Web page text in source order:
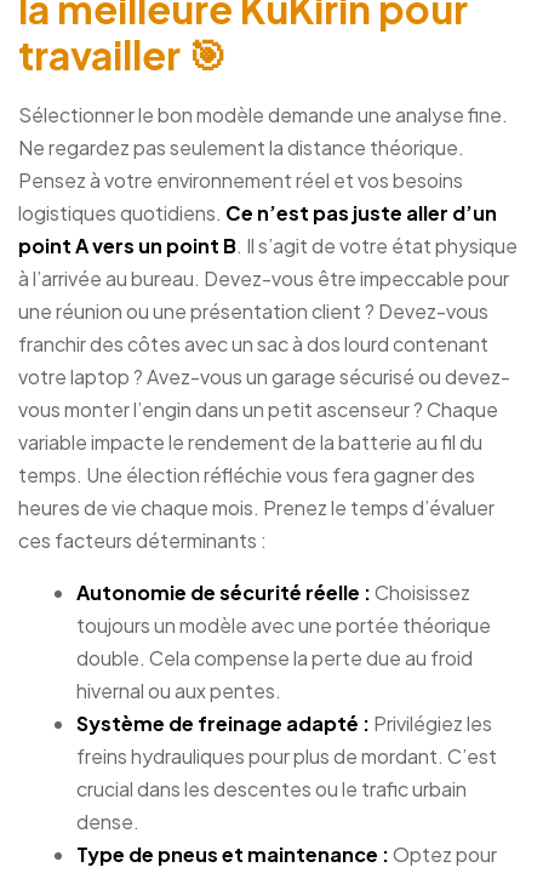
travailler 🎯
Sélectionner le bon modèle demande une analyse fine.
Ne regardez pas seulement la distance théorique.
Pensez à votre environnement réel et vos besoins
logistiques quotidiens. Ce n’est pas juste aller d’un
point A vers un point B. Il s’agit de votre état physique
à l’arrivée au bureau. Devez-vous être impeccable pour
une réunion ou une présentation client ? Devez-vous
franchir des côtes avec un sac à dos lourd contenant
votre laptop ? Avez-vous un garage sécurisé ou devez-
vous monter l’engin dans un petit ascenseur ? Chaque
variable impacte le rendement de la batterie au fil du
temps. Une élection réfléchie vous fera gagner des
heures de vie chaque mois. Prenez le temps d’évaluer
ces facteurs déterminants :
Autonomie de sécurité réelle :Choisissez
toujours un modèle avec une portée théorique
double. Cela compense la perte due au froid
hivernal ou aux pentes.
Système de freinage adapté : Privilégiez les
freins hydrauliques pour plus de mordant. C’est
crucial dans les descentes ou le trafic urbain
dense.
Type de pneus et maintenance :Optez pour